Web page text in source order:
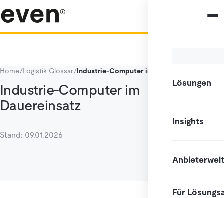
Lösungen
Insights
Anbieterwelt
Für
Home/Logistik Glossar/Industrie-Computer im Dauereinsatz
Industrie-Computer im
Dauereinsatz
Stand: 09.01.2026